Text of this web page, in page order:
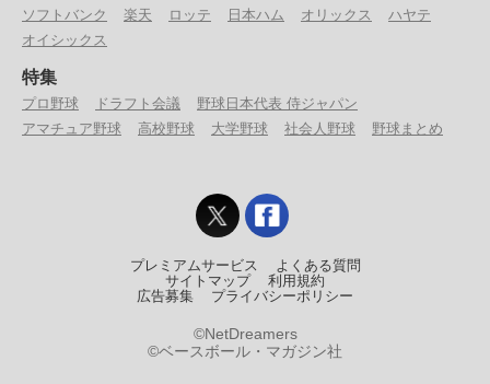
ソフトバンク
楽天 ロッテ 日本ハム オリックス
ハヤテ
オイシックス
特集
プロ野球 ドラフト会議
野球日本代表 侍ジャパン
アマチュア野球
高校野球 大学野球 社会人野球 野球まとめ
プレミアムサービス
よくある質問
サイトマップ
利用規約
広告募集
プライバシーポリシー
©NetDreamers
©ベースボール・マガジン社